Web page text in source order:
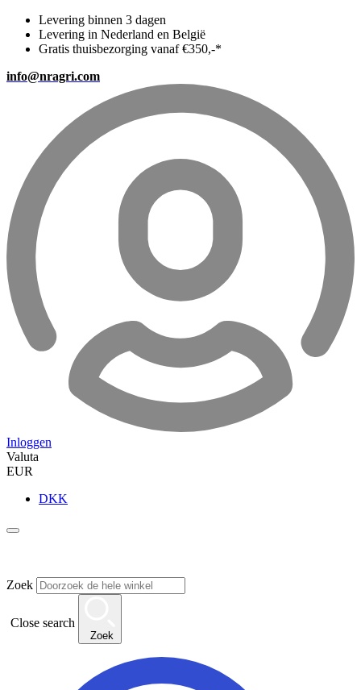
Levering binnen 3 dagen
Levering in Nederland en België
Gratis thuisbezorging vanaf €350,-*
info@nragri.com
Inloggen
Valuta
EUR
DKK
Zoek
Close search
Zoek